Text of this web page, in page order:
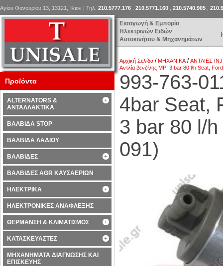
Εισαγωγή & Εμπορία
Ηλεκτρινών Ειδών
Αυτοκινήτου & Μηχανημάτων
Αγίου Φανουρίου 13, 13121, Ίλιον | Τηλ. 210.5777.176 210.5771.160 210.5740.905
Αρχική Σελίδα /ΜΗΧΑΝΙΚΑ/ΑΝΤΛΙΕΣ
Aντλία βενζίνης MPI 3 bar 80 l/h Seat,
993-763-
4bar Seat,
3 bar 80 l/
091)
Προϊόντα
ALTERNATORS &
ΑΝΤΑΛΛΑΚΤΙΚΑ
ΒΑΛΒΙΔΑ STOP
ΒΑΛΒΙΔΑ ΛΑΔΙΟΥ
ΒΑΛΒΙΔΕΣ
ΒΑΛΒΙΔΕΣ AGR ΚΑΥΣΑΕΡΙΩΝ
ΗΛΕΚΤΡΙΚΑ
ΗΛΕΚΤΡΟΝΙΚΕΣ ΑΝΑΦΛΕΞΗΣ
ΘΕΡΜΑΝΣΗ & ΚΛΙΜΑΤΙΣΜΟΣ
ΚΑΤΑΣΚΕΥΑΣΤΕΣ
ΜΗΧΑΝΗΜΑΤΑ ΔΙΑΓΝΩΣΗΣ ΚΑΙ
ΕΠΙΣΚΕΥΗΣ